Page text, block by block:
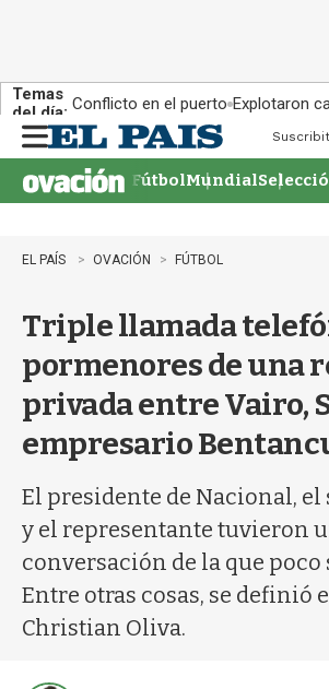
Temas
del día: Conflicto en el puerto Explotaron
n
u
FútbolMundial
EL PAÍS OVACIÓN FÚTBOL
Triple llamada
pormenores de una
privada entre Vairo,
empresario
El presidente de Nacional, el
y el representante tuvieron
conversación de la que poco
Entre otras cosas, se definió
Christian Oliva.